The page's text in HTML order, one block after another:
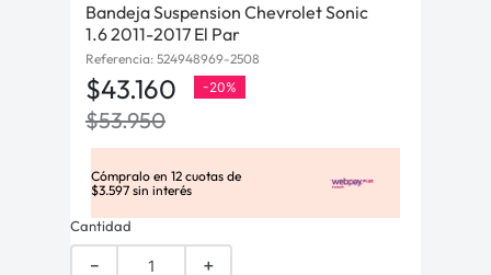
Bandeja Suspension Chevrolet Sonic
1.6 2011-2017 El Par
Referencia: 524948969-2508
$43.160 -20%
$53.950
Cómpralo en 12 cuotas de
$3.597 sin interés
Cantidad
＋
－